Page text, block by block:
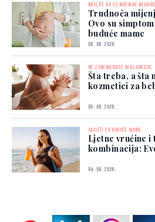
MISLITE DA SU MUČNINE
Trudnoća
Ovo su
buduće mame
06. 08. 2026.
NE ZANEMARUJTE DEKLARACIJU
Šta treba, a šta
kozmetici za
05. 08. 2026.
SAVJETI ZA BUDUĆE MAME
Ljetne vrućine i
kombinacija:
04. 08. 2026.